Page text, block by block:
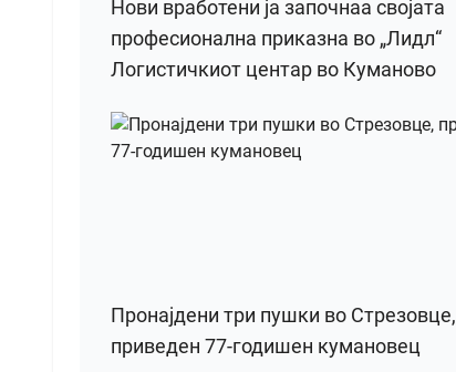
Нови вработени ја започнаа својата
професионална приказна во „Лидл“
Логистичкиот центар во Куманово
Пронајдени три пушки во Стрезовце,
приведен 77-годишен кумановец